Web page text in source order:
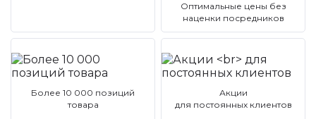
Оптимальные цены без
наценки посредников
Более 10 000 позиций
товара
Акции
для постоянных клиентов